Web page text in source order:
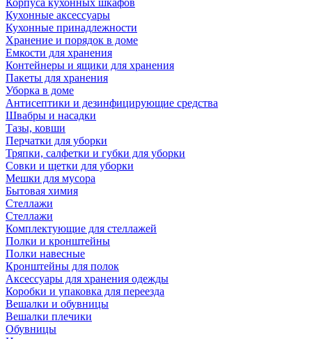
Корпуса кухонных шкафов
Кухонные аксессуары
Кухонные принадлежности
Хранение и порядок в доме
Емкости для хранения
Контейнеры и ящики для хранения
Пакеты для хранения
Уборка в доме
Антисептики и дезинфицирующие средства
Швабры и насадки
Тазы, ковши
Перчатки для уборки
Тряпки, салфетки и губки для уборки
Совки и щетки для уборки
Мешки для мусора
Бытовая химия
Стеллажи
Стеллажи
Комплектующие для стеллажей
Полки и кронштейны
Полки навесные
Кронштейны для полок
Аксессуары для хранения одежды
Коробки и упаковка для переезда
Вешалки и обувницы
Вешалки плечики
Обувницы